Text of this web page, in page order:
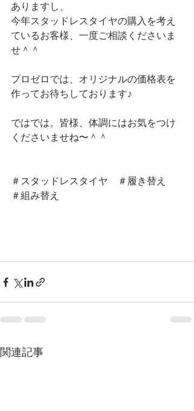
ありますし、
今年スタッドレスタイヤの購入を考え
ているお客様、一度ご相談くださいま
せ＾＾
プロゼロでは、オリジナルの価格表を
作ってお待ちしております♪
ではでは。皆様、体調にはお気をつけ
くださいませね〜＾＾
＃スタッドレスタイヤ　＃履き替え
＃組み替え
関連記事